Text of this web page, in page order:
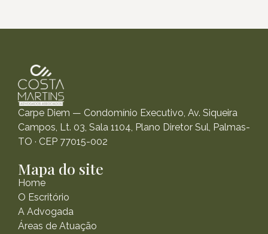
Carpe Diem — Condomínio Executivo, Av. Siqueira
Campos, Lt. 03, Sala 1104, Plano Diretor Sul, Palmas-
TO · CEP 77015-002
Mapa do site
Home
O Escritório
A Advogada
Áreas de Atuação